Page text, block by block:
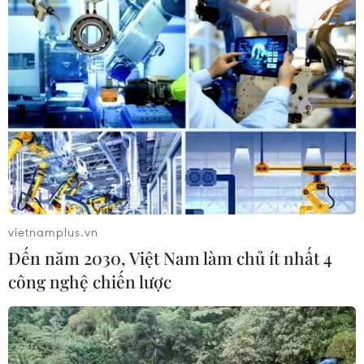
Cà Mau hợp nhất 4 trường cao đẳng,
tăng quy mô đào tạo nhân lực chất
lượng cao
06/08/2026 11:43
Chiến dịch 500 ngày đêm:
Điện Biên hoàn thành gần 90% thu
06/08/2026 11:01
Cảnh báo mưa cường độ lớn trên
100mm tại Bắc Bộ, Thanh Hóa và
Nghệ An
vietnamplus.vn
Đến năm 2030, Việt Nam làm chủ ít nhất 4
công nghệ chiến lược